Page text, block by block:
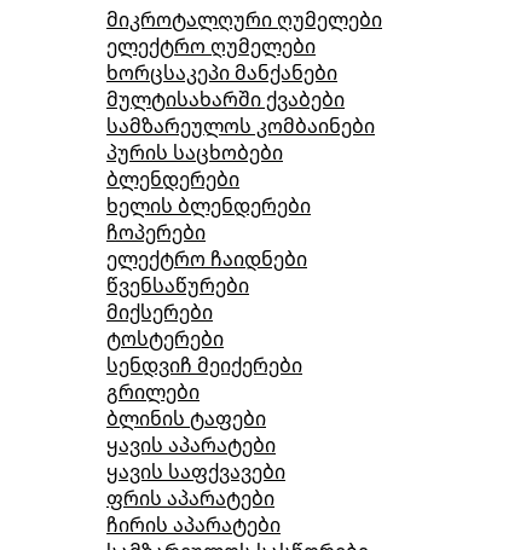
მიკროტალღური ღუმელები
ელექტრო ღუმელები
ხორცსაკეპი მანქანები
მულტისახარში ქვაბები
სამზარეულოს კომბაინები
პურის საცხობები
ბლენდერები
ხელის ბლენდერები
ჩოპერები
ელექტრო ჩაიდნები
წვენსაწურები
მიქსერები
ტოსტერები
სენდვიჩ მეიქერები
გრილები
ბლინის ტაფები
ყავის აპარატები
ყავის საფქვავები
ფრის აპარატები
ჩირის აპარატები